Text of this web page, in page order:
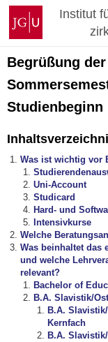
Zum
Inhalt
springen
Johannes
Gutenberg-
Universität
Mainz
Institut
Begrüßung
Studienbeginn
Was ist wichtig vor
Uni-Account
Studicard
Hard- und
Intensivkurse
Welche
Was beinhaltet das
und welche
relevant?
Bachelor of
B.A. Slavistik/
B.A.
Kernfach
B.A.